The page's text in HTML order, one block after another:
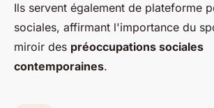
Ils servent également de plateforme
sociales, affirmant l'importance du
miroir des préoccupations sociales
contemporaines.